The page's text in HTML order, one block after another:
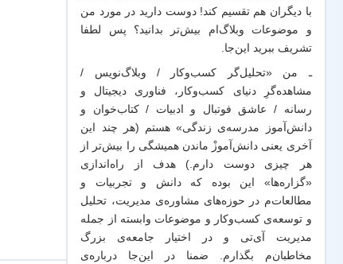
بادیگران همتقسیم کند! دوست دارید در مورد من
و موضوعات وبلاگ‌ام بیش‌تر بدانید؟ پس لطفا
تشریف ببرید این‌جا.
ـ من «تحلیل‌گر کسب‌وکار / وبلاگ‌نویس /
مشاهده‌گرِ دنیای کسب‌وکار، فناوری دیجیتال و
رسانه / عاشق فوتبال و ادبیات / کتاب‌خوان و
دانش‌آموز مدرسه‌ی زندگی» هستم (هر چند این
آخری یعنی دانش‌آموزْ ماندن همیشگی را بیش‌تر از
هر چیزی دوست دارم.) هدف از راه‌اندازی
«گزاره‌ها» این بوده که دانش و تجربیات‌ و
مطالعات‌م در حوزه‌های مشاوره‌ی مدیریت، تحلیل
و توسعه‌ی کسب‌وکار و موضوعات وابسته از جمله
مدیریت آی‌تی و در اختیار جامعه‌ی بزرگ
مخاطبان‌م بگذارم. ضمنا در این‌جا درباره‌ی